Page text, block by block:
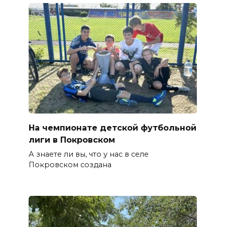
На чемпионате детской футбольной
лиги в Покровском
А знаете ли вы, что у нас в селе
Покровском создана